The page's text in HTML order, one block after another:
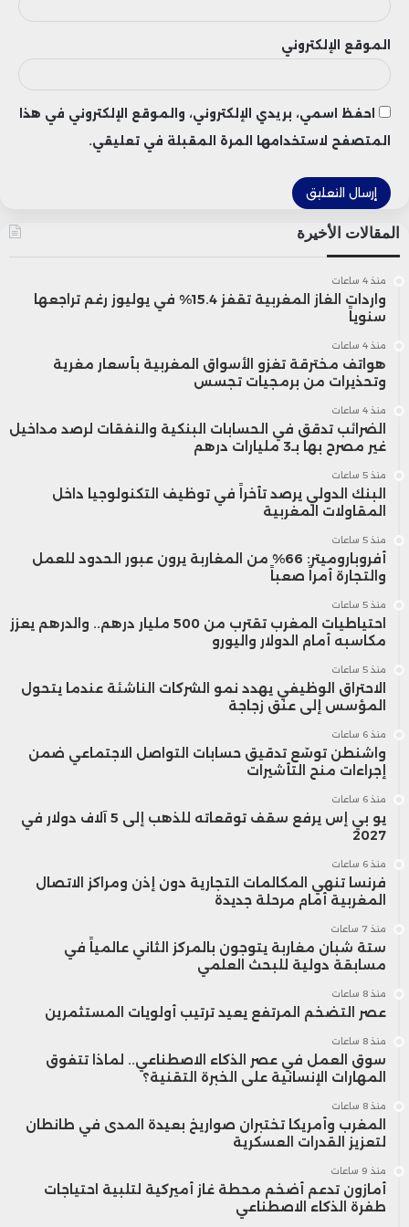
شدد المجلس الإقليمي للسياحة على
ضرورة تحسين الربط الوطني والدولي لمدينة
الصويرة عبر الطرق والجو والسكك الحديدية،
المدينة.
الموقع الإلكتروني
احفظ اسمي، بريدي الإلكتروني، والموقع الإلكتروني في هذا
المتصفح لاستخدامها المرة المقبلة في تعليقي.
المقالات الأخيرة
منذ 4 ساعات
واردات الغاز المغربية تقفز 15.4% في يوليوز رغم تراجعها
سنوياً
منذ 4 ساعات
هواتف مخترقة تغزو الأسواق المغربية بأسعار مغرية
وتحذيرات من برمجيات تجسس
منذ 4 ساعات
الضرائب تدقق في الحسابات البنكية والنفقات لرصد مداخيل
غير مصرح بها بـ3 مليارات درهم
منذ 5 ساعات
البنك الدولي يرصد تأخراً في توظيف التكنولوجيا داخل
المقاولات المغربية
منذ 5 ساعات
أفروباروميتر: 66% من المغاربة يرون عبور الحدود للعمل
والتجارة أمراً صعباً
منذ 5 ساعات
احتياطيات المغرب تقترب من 500 مليار درهم.. والدرهم يعزز
مكاسبه أمام الدولار واليورو
منذ 5 ساعات
الاحتراق الوظيفي يهدد نمو الشركات الناشئة عندما يتحول
المؤسس إلى عنق زجاجة
منذ 6 ساعات
واشنطن توسّع تدقيق حسابات التواصل الاجتماعي ضمن
إجراءات منح التأشيرات
منذ 6 ساعات
يو بي إس يرفع سقف توقعاته للذهب إلى 5 آلاف دولار في
2027
منذ 6 ساعات
فرنسا تنهي المكالمات التجارية دون إذن ومراكز الاتصال
المغربية أمام مرحلة جديدة
منذ 7 ساعات
ستة شبان مغاربة يتوجون بالمركز الثاني عالمياً في
مسابقة دولية للبحث العلمي
منذ 8 ساعات
عصر التضخم المرتفع يعيد ترتيب أولويات المستثمرين
منذ 8 ساعات
سوق العمل في عصر الذكاء الاصطناعي.. لماذا تتفوق
المهارات الإنسانية على الخبرة التقنية؟
منذ 8 ساعات
المغرب وأمريكا تختبران صواريخ بعيدة المدى في طانطان
لتعزيز القدرات العسكرية
منذ 9 ساعات
أمازون تدعم أضخم محطة غاز أميركية لتلبية احتياجات
طفرة الذكاء الاصطناعي